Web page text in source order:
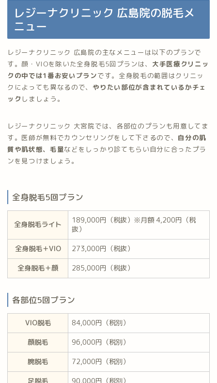
レジーナクリニック 広島院の脱毛メ
ニュー
レジーナクリニック 広島院の主なメニューは以下のプランで
す。顔・VIOを除いた全身脱毛5回プランは、 大手医療クリニッ
クの中では1番お安いプランです。全身脱毛の範囲はクリニッ
クによっても異なるので、やりたい部位が含まれているかチェ
ック しましょう。
レジーナクリニック 大宮院では、各部位のプランも用意してま
す。医師が無料でカウンセリングをして下さるので、 自分の肌
質や肌状態、毛量などをしっかり診てもらい自分に合ったプラ
ンを見つけましょう。
全身脱毛5回プラン
全身脱毛ライト
189,000円（税抜）※月額 4,200円（税
抜）
全身脱毛＋VIO
273,000円（税抜）
全身脱毛＋顔
285,000円（税抜）
各部位5回プラン
VIO脱毛
84,000円（税別）
顔脱毛
96,000円（税別）
腕脱毛
72,000円（税別）
足脱毛
90,000円（税別）